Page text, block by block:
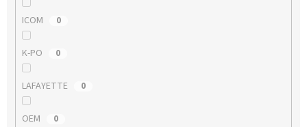
ICOM 0
K-PO 0
LAFAYETTE 0
OEM 0